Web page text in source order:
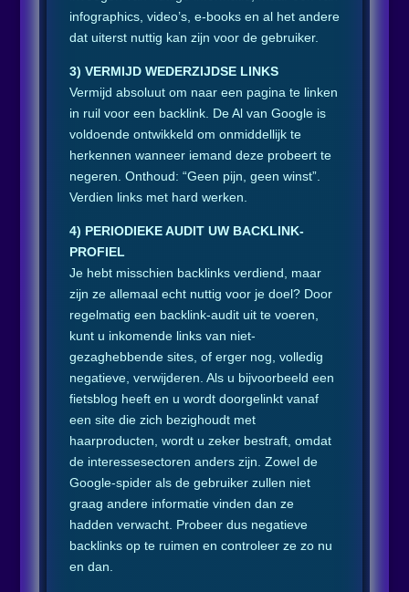
infographics, video’s, e-books en al het andere
dat uiterst nuttig kan zijn voor de gebruiker.
3) VERMIJD WEDERZIJDSE LINKS
Vermijd absoluut om naar een pagina te linken
in ruil voor een backlink. De Al van Google is
voldoende ontwikkeld om onmiddellijk te
herkennen wanneer iemand deze probeert te
negeren. Onthoud: “Geen pijn, geen winst”.
Verdien links met hard werken.
4) PERIODIEKE AUDIT UW BACKLINK-
PROFIEL
Je hebt misschien backlinks verdiend, maar
zijn ze allemaal echt nuttig voor je doel? Door
regelmatig een backlink-audit uit te voeren,
kunt u inkomende links van niet-
gezaghebbende sites, of erger nog, volledig
negatieve, verwijderen. Als u bijvoorbeeld een
fietsblog heeft en u wordt doorgelinkt vanaf
een site die zich bezighoudt met
haarproducten, wordt u zeker bestraft, omdat
de interessesectoren anders zijn. Zowel de
Google-spider als de gebruiker zullen niet
graag andere informatie vinden dan ze
hadden verwacht. Probeer dus negatieve
backlinks op te ruimen en controleer ze zo nu
en dan.